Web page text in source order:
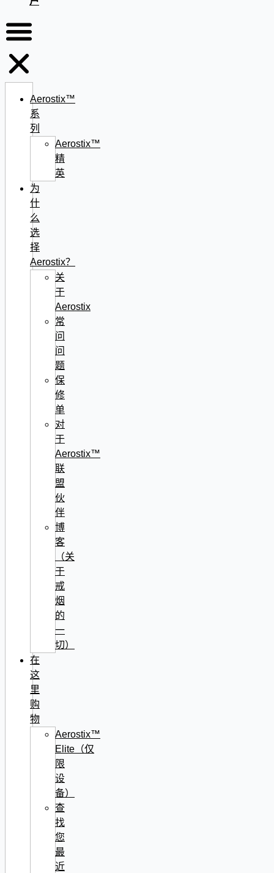
Aerostix™
系
列
Aerostix™
精
英
为
什
么
选
择
Aerostix？
关
于
Aerostix
常
问
问
题
保
修
单
对
于
Aerostix™
联
盟
伙
伴
博
客
（关
于
戒
烟
的
一
切）
在
这
里
购
物
Aerostix™
Elite（仅
限
设
备）
查
找
您
最
近